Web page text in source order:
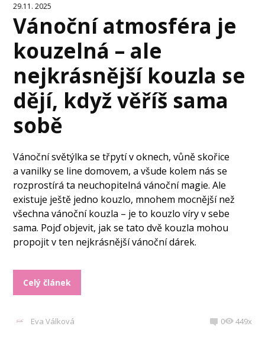
29.11. 2025
Vánoční atmosféra je
kouzelná – ale
nejkrásnější kouzla se
dějí, když věříš sama
sobě
Vánoční světýlka se třpytí v oknech, vůně skořice
a vanilky se line domovem, a všude kolem nás se
rozprostírá ta neuchopitelná vánoční magie. Ale
existuje ještě jedno kouzlo, mnohem mocnější než
všechna vánoční kouzla – je to kouzlo víry v sebe
sama. Pojď objevit, jak se tato dvě kouzla mohou
propojit v ten nejkrásnější vánoční dárek.
Celý článek
Eva Válková 0 449x